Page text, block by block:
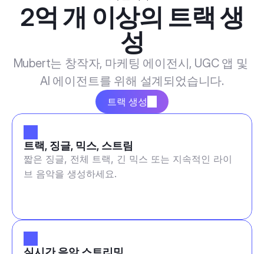
2억 개 이상의 트랙 생
성
Mubert는 창작자, 마케팅 에이전시, UGC 앱 및
AI 에이전트를 위해 설계되었습니다.
트랙 생성
트랙, 징글, 믹스, 스트림
짧은 징글, 전체 트랙, 긴 믹스 또는 지속적인 라이
브 음악을 생성하세요.